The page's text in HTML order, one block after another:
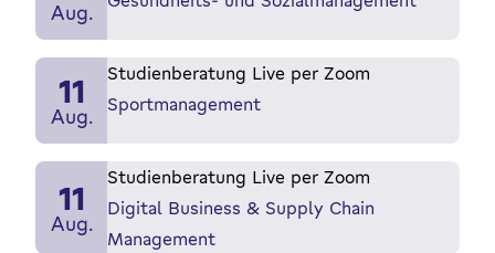
Aug.
11
Aug.
Studienberatung Live per Zoom
Sportmanagement
11
Aug.
Studienberatung Live per Zoom
Digital Business & Supply Chain
Management